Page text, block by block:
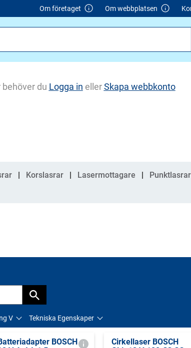
Om företaget Om webbplatsen
du Logga in ellerSkapa webbkonto
Korslasrar Lasermottagare Punktlasrar
V Tekniska Egenskaper
BOSCH
Cirkellaser BOSCH